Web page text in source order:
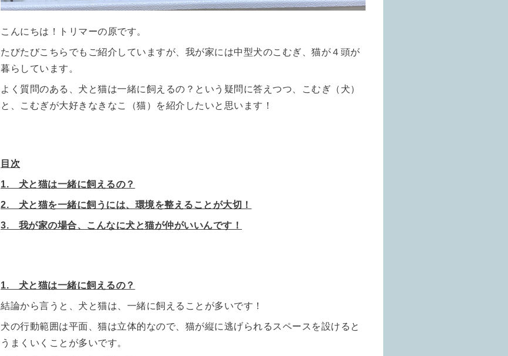
こんにちは！トリマーの原です。
たびたびこちらでもご紹介していますが、我が家には中型犬のこむぎ、猫が４頭が
暮らしています。
よく質問のある、犬と猫は一緒に飼えるの？という疑問に答えつつ、こむぎ（犬）
と、こむぎが大好きなきなこ（猫）を紹介したいと思います！
目次
1. 犬と猫は一緒に飼えるの？
2. 犬と猫を一緒に飼うには、環境を整えることが大切！
3. 我が家の場合、こんなに犬と猫が仲がいいんです！
1. 犬と猫は一緒に飼えるの？
結論から言うと、犬と猫は、一緒に飼えることが多いです！
犬の行動範囲は平面、猫は立体的なので、猫が縦に逃げられるスペースを設けると
うまくいくことが多いです。